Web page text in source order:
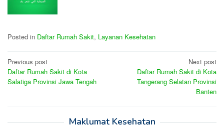
Posted in Daftar Rumah Sakit, Layanan Kesehatan
Post
navigation
Previous post
Daftar Rumah Sakit di Kota
Salatiga Provinsi Jawa Tengah
Next post
Daftar Rumah Sakit di Kota
Tangerang Selatan Provinsi
Banten
Maklumat Kesehatan